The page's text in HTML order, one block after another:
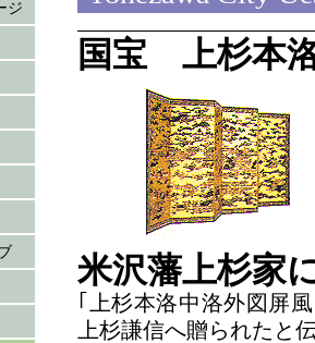
ジ
国宝 上杉本
米沢藩上杉家
｢上杉本洛中洛外図屏
上杉謙信へ贈られたと